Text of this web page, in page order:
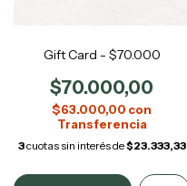
Gift Card - $70.000
$70.000,00
$63.000,00 con
3cuotas sin interés de$23.333,33